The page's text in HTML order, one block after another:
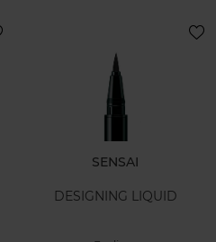
SENSAI
DESIGNING LIQUID